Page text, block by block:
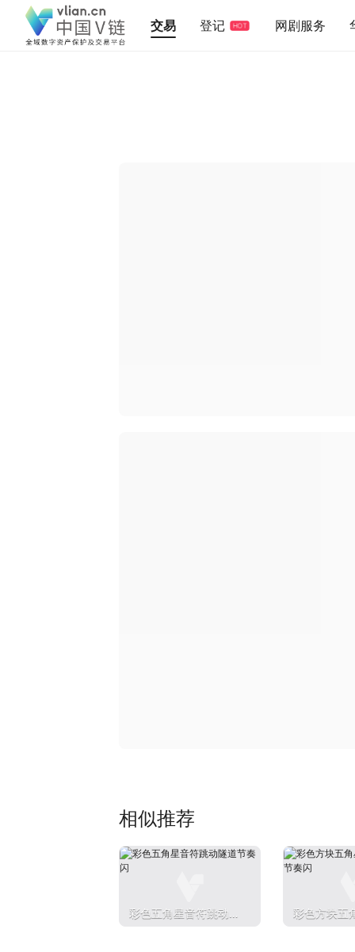
交易 登记 HOT 网剧服务
相似推荐
彩色五角星音符跳动隧
彩色方块五